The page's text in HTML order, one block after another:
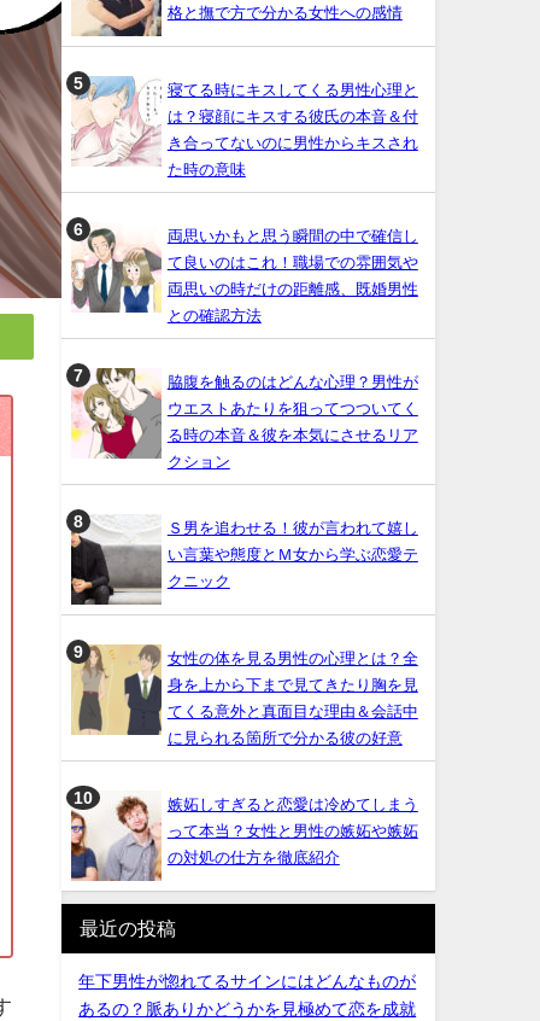
格と撫で方で分かる女性への感情
寝てる時にキスしてくる男性心理と
は？寝顔にキスする彼氏の本音＆付
き合ってないのに男性からキスされ
た時の意味
両思いかもと思う瞬間の中で確信し
て良いのはこれ！職場での雰囲気や
両思いの時だけの距離感、既婚男性
との確認方法
脇腹を触るのはどんな心理？男性が
ウエストあたりを狙ってつついてく
る時の本音＆彼を本気にさせるリア
クション
Ｓ男を追わせる！彼が言われて嬉し
い言葉や態度とＭ女から学ぶ恋愛テ
クニック
女性の体を見る男性の心理とは？全
身を上から下まで見てきたり胸を見
てくる意外と真面目な理由＆会話中
に見られる箇所で分かる彼の好意
嫉妬しすぎると恋愛は冷めてしまう
って本当？女性と男性の嫉妬や嫉妬
の対処の仕方を徹底紹介
最近の投稿
年下男性が惚れてるサインにはどんなものが
あるの？脈ありかどうかを見極めて恋を成就